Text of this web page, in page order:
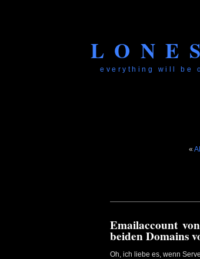
everything will be
«
Emailaccount
beiden Domains
Oh, ich liebe es, wenn